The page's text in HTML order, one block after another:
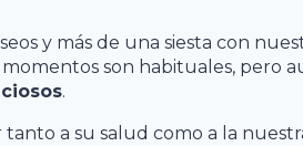
y más de una siesta con
momentos son habituales, pero
.
a su salud como a la